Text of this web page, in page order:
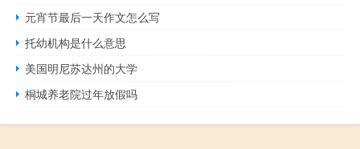
元宵节最后一天作文怎么写
托幼机构是什么意思
美国明尼苏达州的大学
桐城养老院过年放假吗